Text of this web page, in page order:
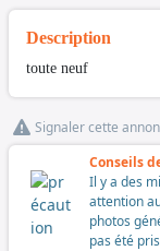
Description
toute neuf
Signaler cette
Conseils
Il y a des
attention
photos
pas été